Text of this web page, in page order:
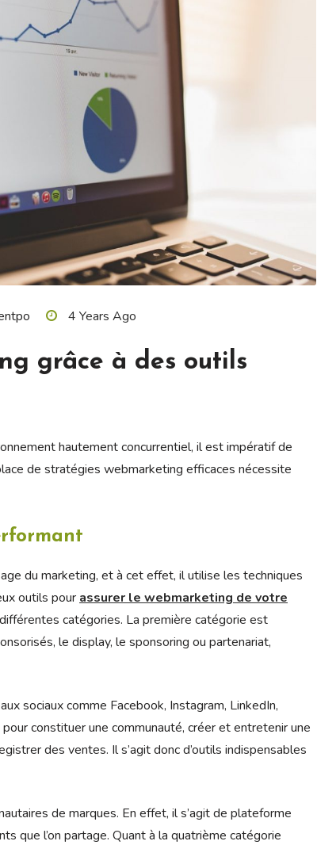
4 Years Ago
grâce à des outils
hautement concurrentiel, il est impératif de
de stratégies webmarketing efficaces nécessite
du marketing, et à cet effet, il utilise les techniques
outils pour assurer le webmarketing de votre
catégories. La première catégorie est
le display, le sponsoring ou partenariat,
sociaux comme Facebook, Instagram, LinkedIn,
constituer une communauté, créer et entretenir une
des ventes. Il s’agit donc d’outils indispensables
de marques. En effet, il s’agit de plateforme
que l’on partage. Quant à la quatrième catégorie